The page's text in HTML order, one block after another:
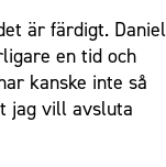
är färdigt. Daniel
en tid och
kanske inte så
jag vill avsluta